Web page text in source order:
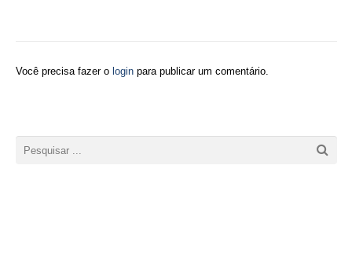
Você precisa fazer o loginpara publicar um comentário.